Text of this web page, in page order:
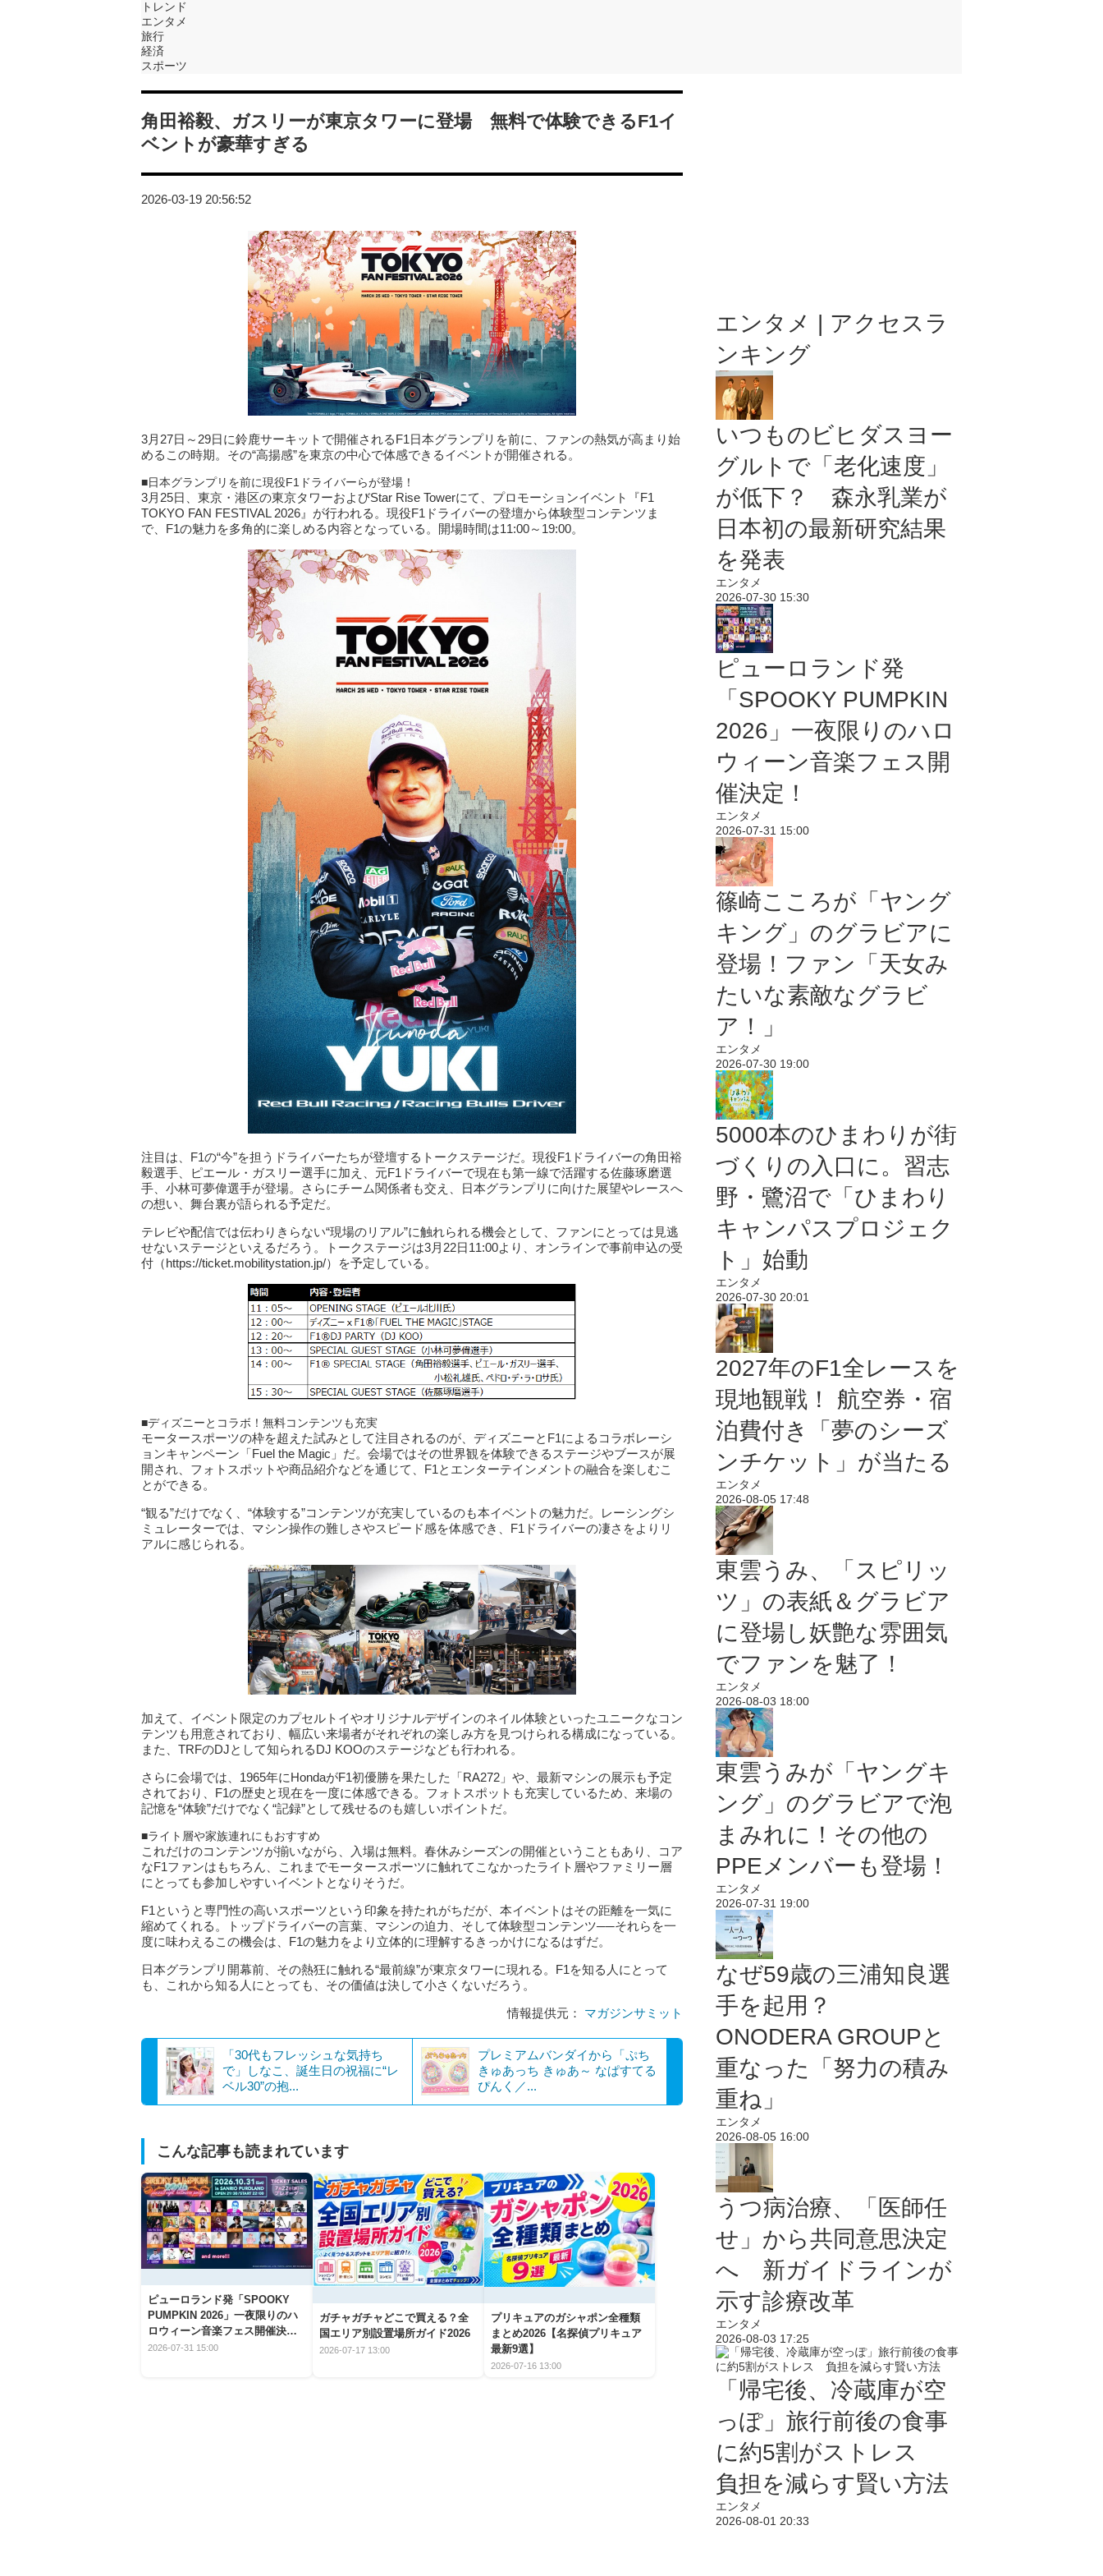
トレンド
エンタメ
旅行
経済
スポーツ
角田裕毅、ガスリーが東京タワーに登場 無料で体験できるF1イ
ベントが豪華すぎる
2026-03-19 20:56:52
3月27日～29日に鈴鹿サーキットで開催されるF1日本グランプリを前に、ファンの熱気が高まり始
めるこの時期。その“高揚感”を東京の中心で体感できるイベントが開催される。
■日本グランプリを前に現役F1ドライバーらが登場！
3月25日、東京・港区の東京タワーおよびStar Rise Towerにて、プロモーションイベント『F1
TOKYO FAN FESTIVAL 2026』が行われる。現役F1ドライバーの登壇から体験型コンテンツま
で、F1の魅力を多角的に楽しめる内容となっている。開場時間は11:00～19:00。
注目は、F1の“今”を担うドライバーたちが登壇するトークステージだ。現役F1ドライバーの角田裕
毅選手、ピエール・ガスリー選手に加え、元F1ドライバーで現在も第一線で活躍する佐藤琢磨選
手、小林可夢偉選手が登場。さらにチーム関係者も交え、日本グランプリに向けた展望やレースへ
の想い、舞台裏が語られる予定だ。
テレビや配信では伝わりきらない“現場のリアル”に触れられる機会として、ファンにとっては見逃
せないステージといえるだろう。トークステージは3月22日11:00より、オンラインで事前申込の受
付（https://ticket.mobilitystation.jp/）を予定している。
■ディズニーとコラボ！無料コンテンツも充実
モータースポーツの枠を超えた試みとして注目されるのが、ディズニーとF1によるコラボレーシ
ョンキャンペーン「Fuel the Magic」だ。会場ではその世界観を体験できるステージやブースが展
開され、フォトスポットや商品紹介などを通じて、F1とエンターテインメントの融合を楽しむこ
とができる。
“観る”だけでなく、“体験する”コンテンツが充実しているのも本イベントの魅力だ。レーシングシ
ミュレーターでは、マシン操作の難しさやスピード感を体感でき、F1ドライバーの凄さをよりリ
アルに感じられる。
加えて、イベント限定のカプセルトイやオリジナルデザインのネイル体験といったユニークなコン
テンツも用意されており、幅広い来場者がそれぞれの楽しみ方を見つけられる構成になっている。
また、TRFのDJとして知られるDJ KOOのステージなども行われる。
さらに会場では、1965年にHondaがF1初優勝を果たした「RA272」や、最新マシンの展示も予定
されており、F1の歴史と現在を一度に体感できる。フォトスポットも充実しているため、来場の
記憶を“体験”だけでなく“記録”として残せるのも嬉しいポイントだ。
■ライト層や家族連れにもおすすめ
これだけのコンテンツが揃いながら、入場は無料。春休みシーズンの開催ということもあり、コア
なF1ファンはもちろん、これまでモータースポーツに触れてこなかったライト層やファミリー層
にとっても参加しやすいイベントとなりそうだ。
F1というと専門性の高いスポーツという印象を持たれがちだが、本イベントはその距離を一気に
縮めてくれる。トップドライバーの言葉、マシンの迫力、そして体験型コンテンツ──それらを一
度に味わえるこの機会は、F1の魅力をより立体的に理解するきっかけになるはずだ。
日本グランプリ開幕前、その熱狂に触れる“最前線”が東京タワーに現れる。F1を知る人にとって
も、これから知る人にとっても、その価値は決して小さくないだろう。
情報提供元： マガジンサミット
「30代もフレッシュな気持ち
で」しなこ、誕生日の祝福に“レ
ベル30”の抱...
プレミアムバンダイから「ぷち
きゅあっち きゅあ～ なぱすてる
ぴんく／...
こんな記事も読まれています
ピューロランド発「SPOOKY
PUMPKIN 2026」一夜限りのハ
ロウィーン音楽フェス開催決
定！
2026-07-31 15:00
ガチャガチャどこで買える？全
国エリア別設置場所ガイド2026
2026-07-17 13:00
プリキュアのガシャポン全種類
まとめ2026【名探偵プリキュア
最新9選】
2026-07-16 13:00
エンタメ | アクセスラ
ンキング
いつものビヒダスヨー
グルトで「老化速度」
が低下？ 森永乳業が
日本初の最新研究結果
を発表
エンタメ
2026-07-30 15:30
ピューロランド発
「SPOOKY PUMPKIN
2026」一夜限りのハロ
ウィーン音楽フェス開
催決定！
エンタメ
2026-07-31 15:00
篠崎こころが「ヤング
キング」のグラビアに
登場！ファン「天女み
たいな素敵なグラビ
ア！」
エンタメ
2026-07-30 19:00
5000本のひまわりが街
づくりの入口に。習志
野・鷺沼で「ひまわり
キャンパスプロジェク
ト」始動
エンタメ
2026-07-30 20:01
2027年のF1全レースを
現地観戦！ 航空券・宿
泊費付き「夢のシーズ
ンチケット」が当たる
エンタメ
2026-08-05 17:48
東雲うみ、「スピリッ
ツ」の表紙＆グラビア
に登場し妖艶な雰囲気
でファンを魅了！
エンタメ
2026-08-03 18:00
東雲うみが「ヤングキ
ング」のグラビアで泡
まみれに！その他の
PPEメンバーも登場！
エンタメ
2026-07-31 19:00
なぜ59歳の三浦知良選
手を起用？
ONODERA GROUPと
重なった「努力の積み
重ね」
エンタメ
2026-08-05 16:00
うつ病治療、「医師任
せ」から共同意思決定
へ 新ガイドラインが
示す診療改革
エンタメ
2026-08-03 17:25
「帰宅後、冷蔵庫が空
っぽ」旅行前後の食事
に約5割がストレス
負担を減らす賢い方法
エンタメ
2026-08-01 20:33